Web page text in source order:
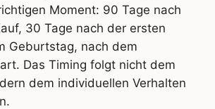
Moment: 90 Tage nach
30 Tage nach der ersten
Geburtstag, nach dem
Das Timing folgt nicht dem
dem individuellen Verhalten